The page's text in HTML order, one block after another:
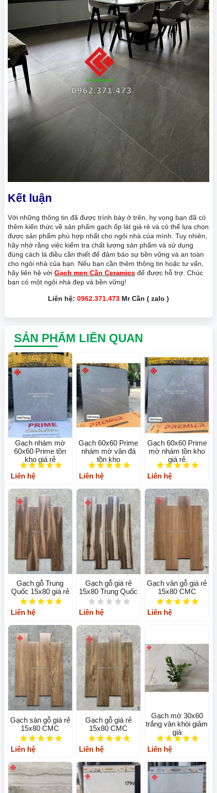
Kết luận
Với những thông tin đã được trình bày ở trên, hy vọng bạn đã có
thêm kiến thức về sản phẩm gạch ốp lát giá rẻ và có thể lựa chọn
được sản phẩm phù hợp nhất cho ngôi nhà của mình. Tuy nhiên,
hãy nhớ rằng việc kiểm tra chất lượng sản phẩm và sử dụng
đúng cách là điều cần thiết để đảm bảo sự bền vững và an toàn
cho ngôi nhà của bạn. Nếu bạn cần thêm thông tin hoặc tư vấn,
hãy liên hệ với Gạch men Cần Ceramics để được hỗ trợ. Chúc
bạn có một ngôi nhà đẹp và bền vững!
Liên hệ: 0962.371.473Mr Cần ( zalo )
SẢN PHẨM LIÊN QUAN
Gạch nhám mờ
60x60 Prime tồn
kho giá rẻ
Liên hệ
Gạch 60x60 Prime
nhám mờ vân đá
tồn kho
Liên hệ
Gạch 60x60 Prime
mờ nhám tồn kho
giá rẻ
Liên hệ
Gạch gỗ Trung
Quốc 15x80 giá rẻ
Liên hệ
Gạch gỗ giá rẻ
15x80 Trung Quốc
Liên hệ
Gạch vân gỗ giá rẻ
15x80 CMC
Liên hệ
Gạch sàn gỗ giá rẻ
15x80 CMC
Liên hệ
Gạch gỗ giá rẻ
15x80 CMC
Liên hệ
Gạch mờ 30x60
trắng vân khói giảm
giá
Liên hệ